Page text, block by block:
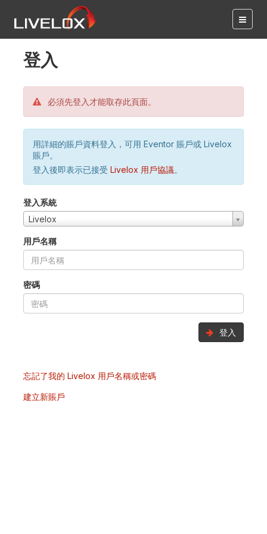
登入
必須先登入才能取存此頁面。
用詳細的賬戶資料登入，可用 Eventor 賬戶或 Livelox
賬戶。
登入後即表示已接受 Livelox 用戶協議。
登入系統
Livelox
用戶名稱
密碼
登入
忘記了我的 Livelox 用戶名稱或密碼
建立新賬戶